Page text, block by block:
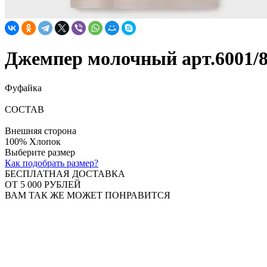
Джемпер молочный арт.6001/
Фуфайка
СОСТАВ
Внешняя сторона
100% Хлопок
Выберите размер
Как подобрать размер?
БЕСПЛАТНАЯ ДОСТАВКА
ОТ 5 000 РУБЛЕЙ
ВАМ ТАК ЖЕ МОЖЕТ ПОНРАВИТСЯ